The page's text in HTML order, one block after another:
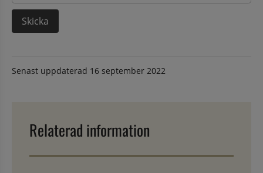
Senast uppdaterad 16 september 2022
Relaterad information